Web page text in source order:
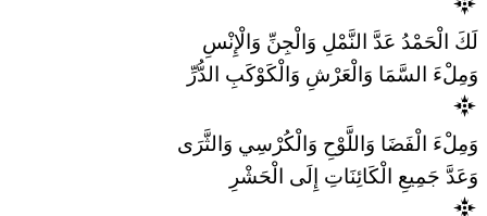
لَكَ الْحَمْدُ عَدَّ النَّمْلِ وَالْجِنِّ وَالْإِنْسِ
وَمِلْءَ السَّمَا وَالْعَرْشِ وَالْكَوْكَبِ الدُّرِّ
وَمِلْءَ الْفَضَا وَاللَّوْحِ وَالْكُرْسِي وَالثَّرَى
وَعَدَّ جَمِيعِ الْكَائِنَاتِ إِلَى الْحَشْرِ